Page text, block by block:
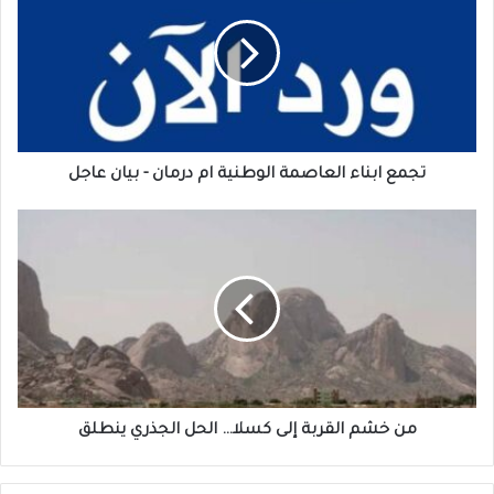
عاجل
تجمع ابناء العاصمة الوطنية ام درمان - بيان عاجل
الجذري
ينطلق
من خشم القربة إلى كسلا… الحل الجذري ينطلق